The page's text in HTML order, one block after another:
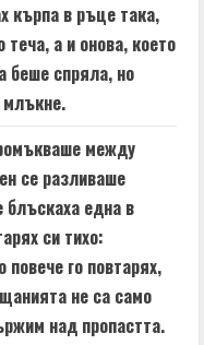
кърпа в ръце така,
а и онова, което
беше спряла, но
млъкне.
между
се разливаше
блъскаха една в
си тихо:
го повтарях,
не са само
над пропастта.